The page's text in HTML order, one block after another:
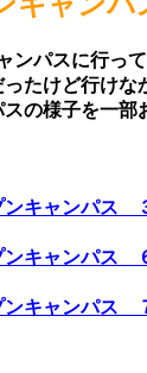
ンパスに行っ
ったけど行けな
の様子を一部
ンキャンパス
ンキャンパス
ンキャンパス